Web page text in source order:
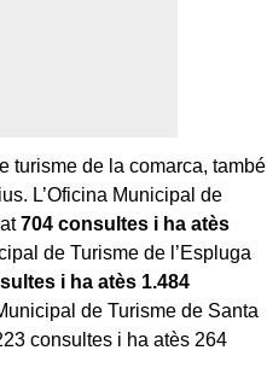
turisme de la comarca, també
L’Oficina Municipal de
704 consultes i ha atès
de Turisme de l’Espluga
i ha atès 1.484
de Turisme de Santa
consultes i ha atès 264